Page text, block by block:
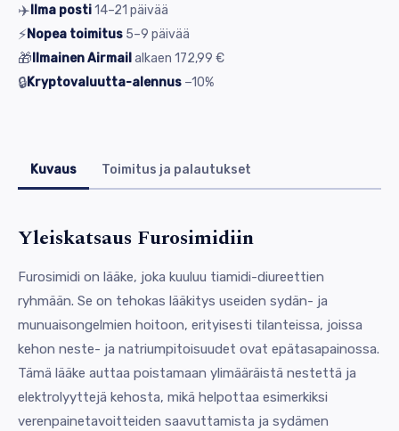
✈️Ilma posti14–21 päivää
⚡Nopea toimitus 5–9 päivää
🎁Ilmainen Airmailalkaen 172,99 €
🔒Kryptovaluutta-alennus −10%
Kuvaus Toimitus ja palautukset
Yleiskatsaus Furosimidiin
Furosimidi on lääke, joka kuuluu tiamidi-diureettien
ryhmään. Se on tehokas lääkitys useiden sydän- ja
munuaisongelmien hoitoon, erityisesti tilanteissa, joissa
kehon neste- ja natriumpitoisuudet ovat epätasapainossa.
Tämä lääke auttaa poistamaan ylimääräistä nestettä ja
elektrolyyttejä kehosta, mikä helpottaa esimerkiksi
verenpainetavoitteiden saavuttamista ja sydämen